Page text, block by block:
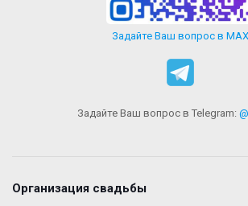
Задайте Ваш вопрос в MAX
Задайте Ваш вопрос в Telegram:
Организация свадьбы